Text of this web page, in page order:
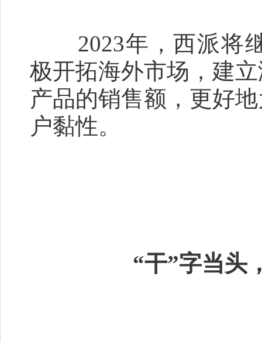
2023年，西派将继
极开拓海外市场，建
产品的销售额，更好
户黏性。
“干”字当头